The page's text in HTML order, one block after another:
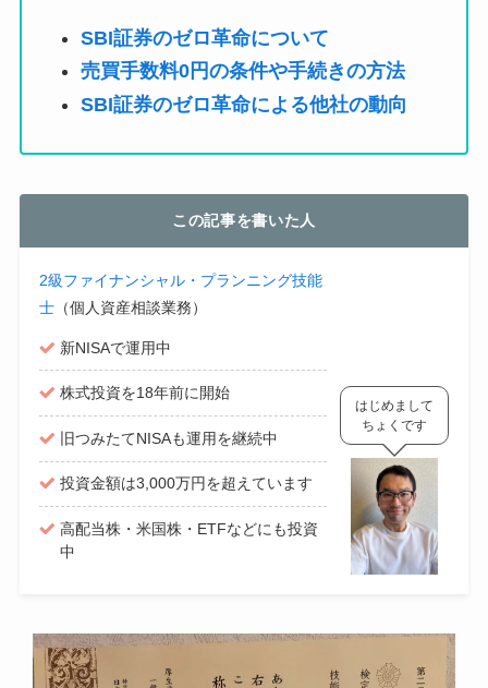
SBI証券のゼロ革命について
売買手数料0円の条件や手続きの方法
SBI証券のゼロ革命による他社の動向
この記事を書いた人
2級ファイナンシャル・プランニング技能
士（個人資産相談業務）
新NISAで運用中
株式投資を18年前に開始
旧つみたてNISAも運用を継続中
投資金額は3,000万円を超えています
高配当株・米国株・ETFなどにも投資
中
はじめまして
ちょくです